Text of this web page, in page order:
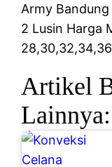
Army
2 Lusin Harga
Artikel
Lainnya: